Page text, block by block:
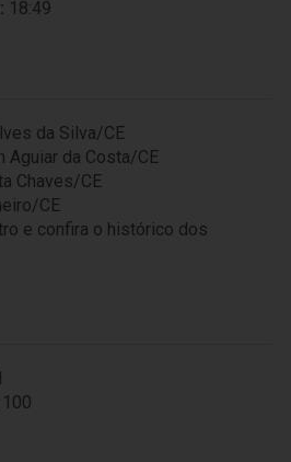
18:49
da Silva/CE
Aguiar da Costa/CE
Chaves/CE
CE
e confira o histórico dos
100